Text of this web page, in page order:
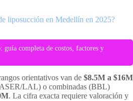
liposucción en Medellín en 2025?
completa de costos, factores y
orientativos van de $8.5M a $16M
LAL) o combinadas (BBL)
. La cifra exacta requiere valoración y